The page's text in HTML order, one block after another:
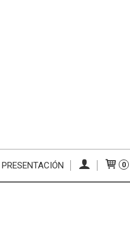
0